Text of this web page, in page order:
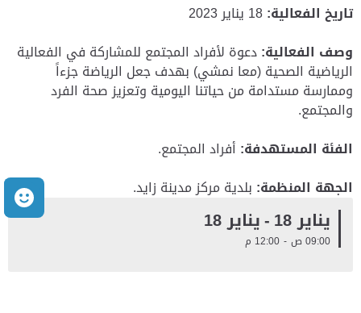
تاريخ الفعالية:
وصف الفعالية:دعوة لأفراد المجتمع للمشاركة في الفعالية
الرياضية الصحية (معا نمشي) بهدف جعل الرياضة جزءاً
وممارسة مستدامة من حياتنا اليومية وتعزيز صحة الفرد
والمجتمع.
الفئة المستهدفة: أفراد المجتمع.
الجهة المنظمة: بلدية مركز مدينة زايد.
يناير 18 -يناير 18
09:00 ص - 12:00 م